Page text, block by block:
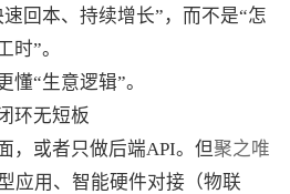
回本、持续增长”，而不是“怎
时”。
懂“生意逻辑”。
环无短板
，或者只做后端API。但聚之唯
应用、智能硬件对接（物联